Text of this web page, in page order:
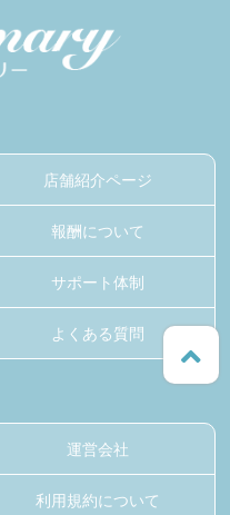
店舗紹介ページ
報酬について
サポート体制
よくある質問
運営会社
利用規約について